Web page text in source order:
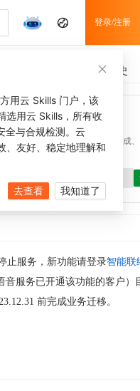
登录/注册
调用历史
和验证工具，涵盖 SDK 代码生成、
技能可快速完成本地配置。
止服务，新功能请登录智能联
音服务已开通该功能的客户）
前完成业务迁移。
用云 Skills 门户，该
选用云 Skills，所有收
全与合规检测。云
、友好、稳定地理解和
去查看 我知道了